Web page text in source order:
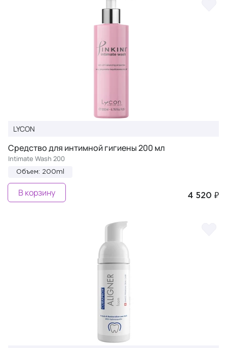
LYCON
Средство для интимной гигиены 200 мл
Intimate Wash 200
Объем: 200ml
4 520 ₽
В корзину